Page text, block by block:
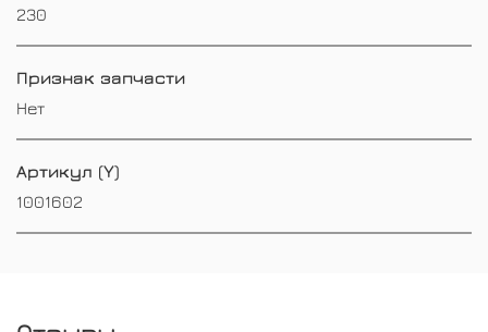
230
Признак запчасти
Нет
Артикул (Y)
1001602